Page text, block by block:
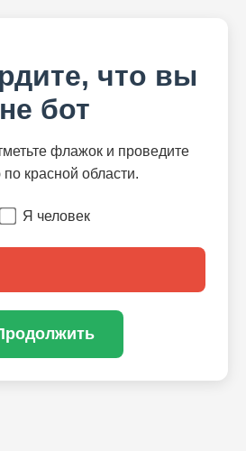
что вы
не бот
флажок и проведите
красной области.
Я человек